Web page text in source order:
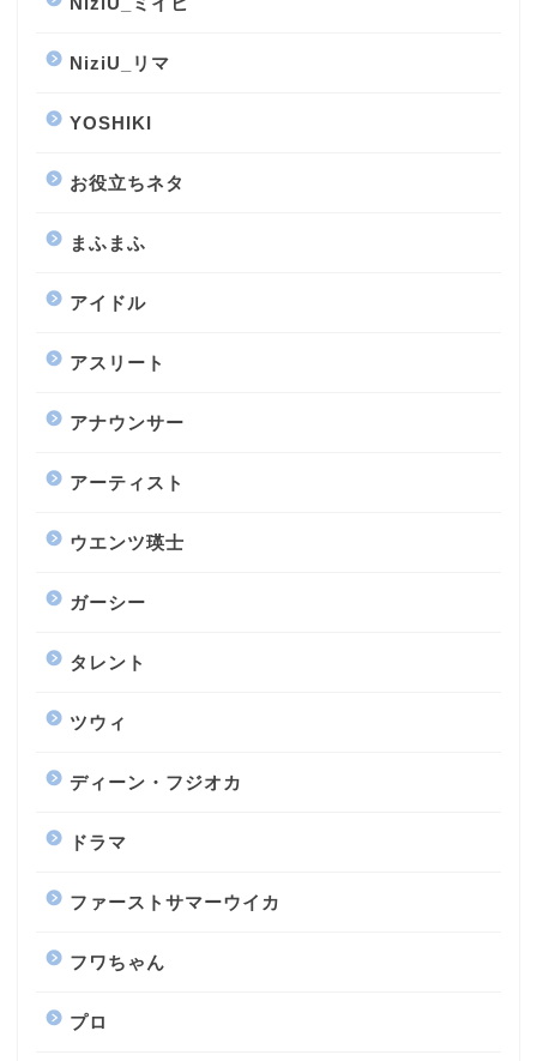
NiziU_リマ
YOSHIKI
お役立ちネタ
まふまふ
アイドル
アスリート
アナウンサー
アーティスト
ウエンツ瑛士
ガーシー
タレント
ツウィ
ディーン・フジオカ
ドラマ
ファーストサマーウイカ
フワちゃん
プロ